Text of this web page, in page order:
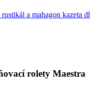
rolety Maestra